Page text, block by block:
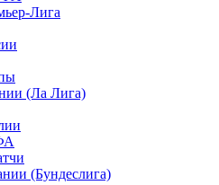
Лига
(Ла Лига)
(Бундеслига)